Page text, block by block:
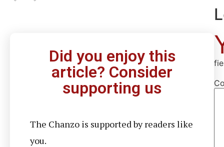
Did you enjoy this
article? Consider
supporting us
The Chanzo is supported by readers like
you.